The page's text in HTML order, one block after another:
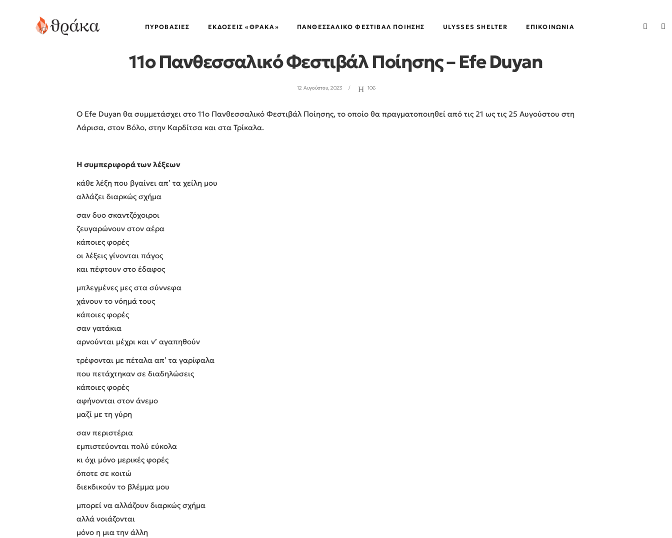
ΠΥΡΟΒΑΣΊΕΣ EΚΔΌΣΕΙΣ «ΘΡΑΚΑ» ΠΑΝΘΕΣΣΑΛΙΚΌ ΦΕΣΤΙΒΆΛ ΠΟΊΗΣΗΣ ULYSSES SHELTER ΕΠΙΚΟΙΝΩΝΊΑ
ΚΑΡΒΟΥΝΌΣΚΟΝΗ,ΠΑΝΘΕΣΣΑΛΙΚΌ
11ο Πανθεσσαλικό Φεστιβάλ Ποίησης – Efe Duyan
12 Αυγούστου, 2023 106
Ο Efe Duyan θα συμμετάσχει στο 11ο Πανθεσσαλικό Φεστιβάλ Ποίησης, το οποίο θα πραγματοποιηθεί από τις 21 ως τις 25 Αυγούστου στη
Λάρισα, στον Βόλο, στην Καρδίτσα και στα Τρίκαλα.
Η συμπεριφορά των λέξεων
κάθε λέξη που βγαίνει απ’ τα χείλη μου
αλλάζει διαρκώς σχήμα
σαν δυο σκαντζόχοιροι
ζευγαρώνουν στον αέρα
κάποιες φορές
οι λέξεις γίνονται πάγος
και πέφτουν στο έδαφος
μπλεγμένες μες στα σύννεφα
χάνουν το νόημά τους
κάποιες φορές
σαν γατάκια
αρνούνται μέχρι και ν’ αγαπηθούν
τρέφονται με πέταλα απ’ τα γαρίφαλα
που πετάχτηκαν σε διαδηλώσεις
κάποιες φορές
αφήνονται στον άνεμο
μαζί με τη γύρη
σαν περιστέρια
εμπιστεύονται πολύ εύκολα
κι όχι μόνο μερικές φορές
όποτε σε κοιτώ
διεκδικούν το βλέμμα μου
μπορεί να αλλάζουν διαρκώς σχήμα
αλλά νοιάζονται
μόνο η μια την άλλη